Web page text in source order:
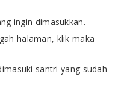
ingin dimasukkan.
halaman, klik maka
santri yang sudah